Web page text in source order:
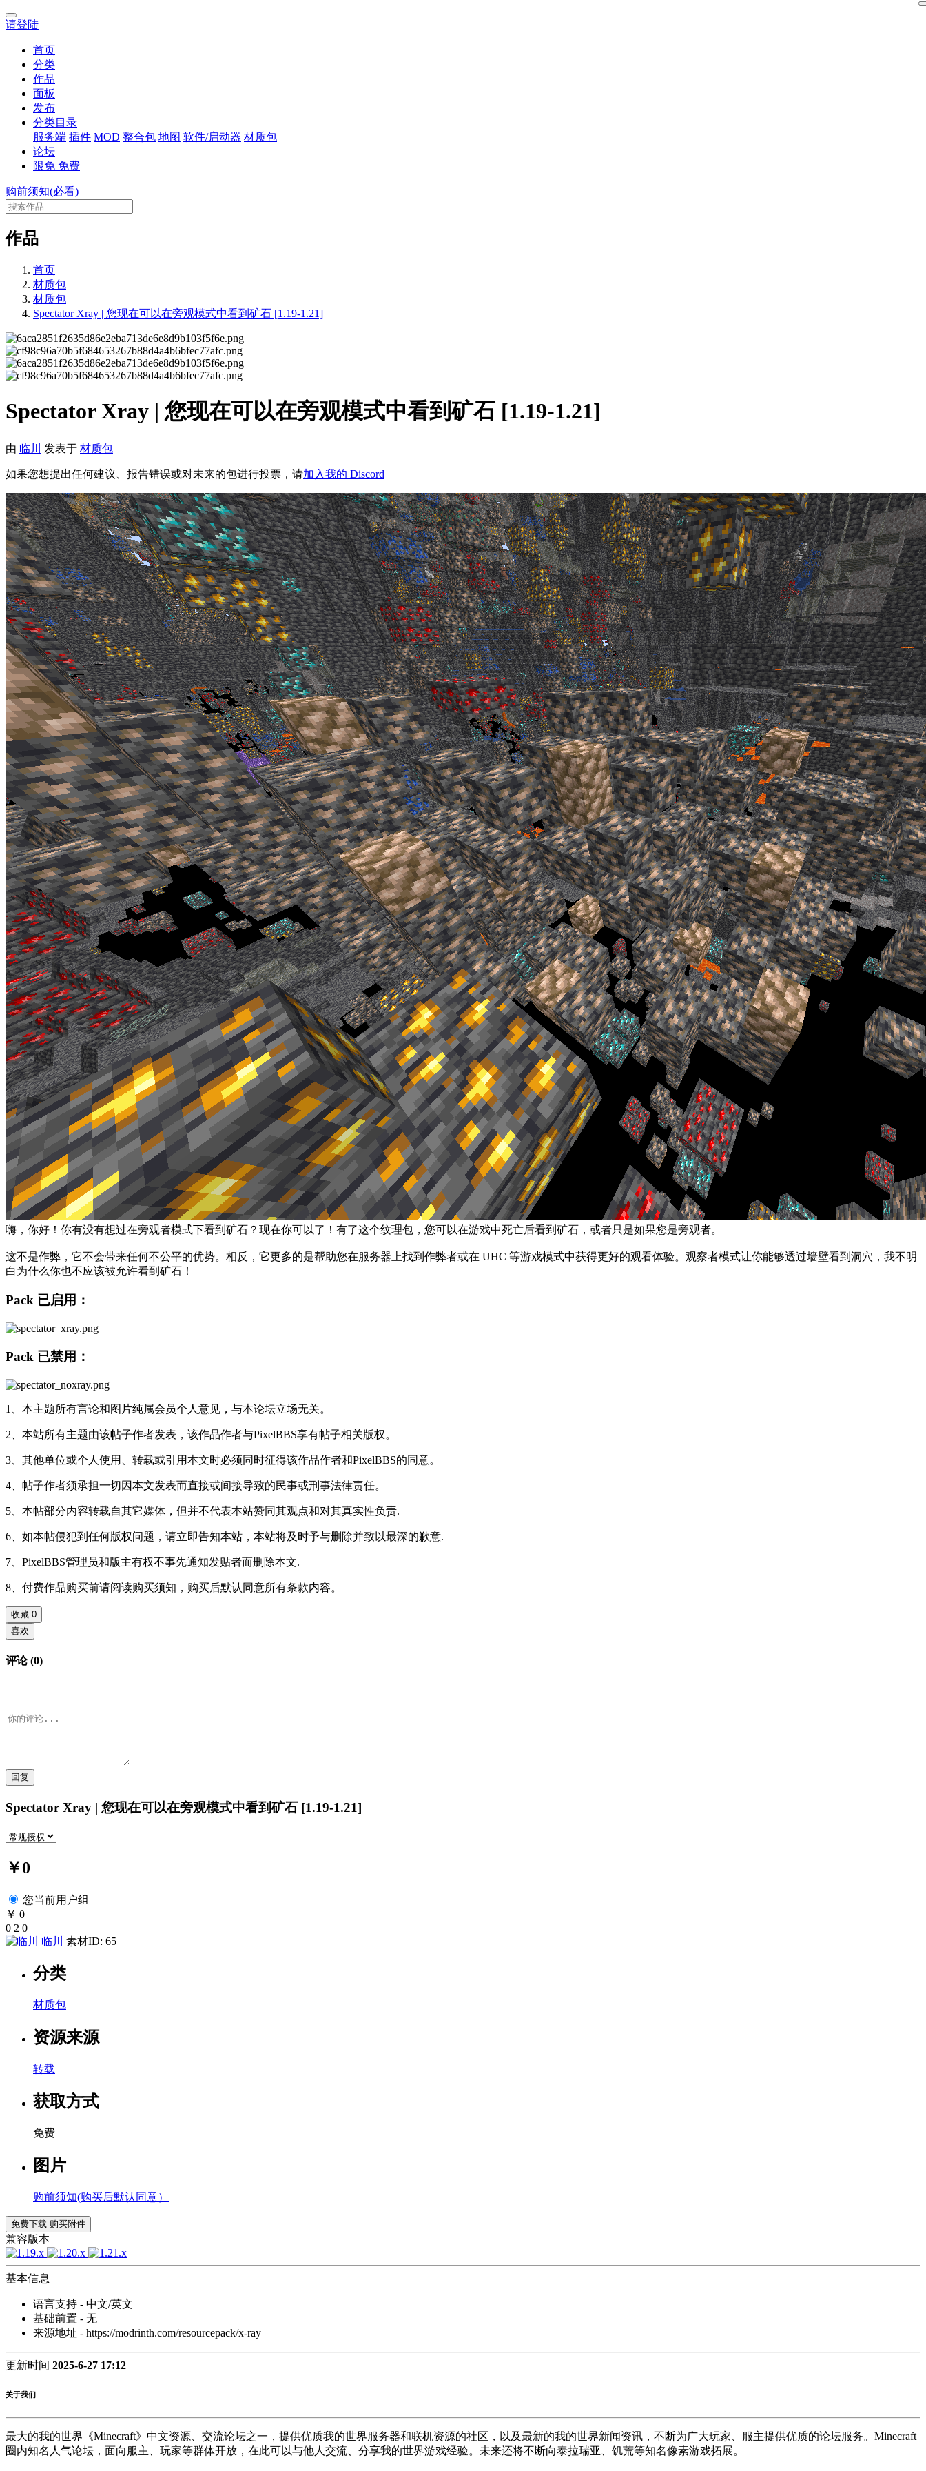
请登陆
首页
分类
作品
面板
发布
分类目录
服务端 插件 MOD 整合包 地图 软件/启动器 材质包
论坛
限免 免费
购前须知(必看)
作品
首页
材质包
材质包
Spectator Xray | 您现在可以在旁观模式中看到矿石 [1.19-1.21]
Spectator Xray | 您现在可以在旁观模式中看到矿石 [1.19-1.21]
由 临川 发表于 材质包
如果您想提出任何建议、报告错误或对未来的包进行投票，请加入我的 Discord
嗨，你好！你有没有想过在旁观者模式下看到矿石？现在你可以了！有了这个纹理包，您可以在游戏中死亡后看到矿石，或者只是如果您是旁观者。
这不是作弊，它不会带来任何不公平的优势。相反，它更多的是帮助您在服务器上找到作弊者或在 UHC 等游戏模式中获得更好的观看体验。观察者模式让你能够透过墙壁看到洞穴，我不明
白为什么你也不应该被允许看到矿石！
Pack 已启用：
Pack 已禁用：
1、本主题所有言论和图片纯属会员个人意见，与本论坛立场无关。
2、本站所有主题由该帖子作者发表，该作品作者与PixelBBS享有帖子相关版权。
3、其他单位或个人使用、转载或引用本文时必须同时征得该作品作者和PixelBBS的同意。
4、帖子作者须承担一切因本文发表而直接或间接导致的民事或刑事法律责任。
5、本帖部分内容转载自其它媒体，但并不代表本站赞同其观点和对其真实性负责.
6、如本帖侵犯到任何版权问题，请立即告知本站，本站将及时予与删除并致以最深的歉意.
7、PixelBBS管理员和版主有权不事先通知发贴者而删除本文.
8、付费作品购买前请阅读购买须知，购买后默认同意所有条款内容。
收藏 0
喜欢
评论 (0)
回复
Spectator Xray | 您现在可以在旁观模式中看到矿石 [1.19-1.21]
￥0
您当前用户组
￥ 0
0 2 0
临川
素材ID: 65
分类
材质包
资源来源
转载
获取方式
免费
图片
购前须知(购买后默认同意）
免费下载 购买附件
兼容版本
基本信息
语言支持 - 中文/英文
基础前置 - 无
来源地址 - https://modrinth.com/resourcepack/x-ray
更新时间 2025-6-27 17:12
关于我们
最大的我的世界《Minecraft》中文资源、交流论坛之一，提供优质我的世界服务器和联机资源的社区，以及最新的我的世界新闻资讯，不断为广大玩家、服主提供优质的论坛服务。Minecraft
圈内知名人气论坛，面向服主、玩家等群体开放，在此可以与他人交流、分享我的世界游戏经验。未来还将不断向泰拉瑞亚、饥荒等知名像素游戏拓展。